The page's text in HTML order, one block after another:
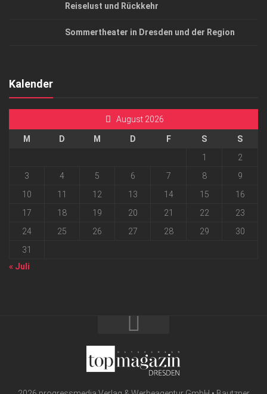
Reiselust und Rückkehr
Sommertheater in Dresden und der Region
Kalender
August 2026
M D M D F S
S
1
2
3
4 5 6 7 8
9
10
11 12 13 14 15
16
17
18 19 20 21 22
23
24
25 26 27 28 29
30
31
« Juli